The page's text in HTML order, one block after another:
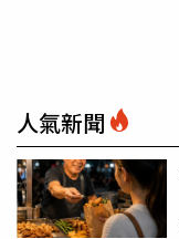
人氣新聞